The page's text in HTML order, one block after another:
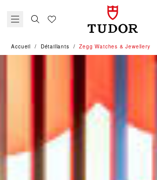
Accueil Détaillants ‭Zegg Watches & Jewellery‬